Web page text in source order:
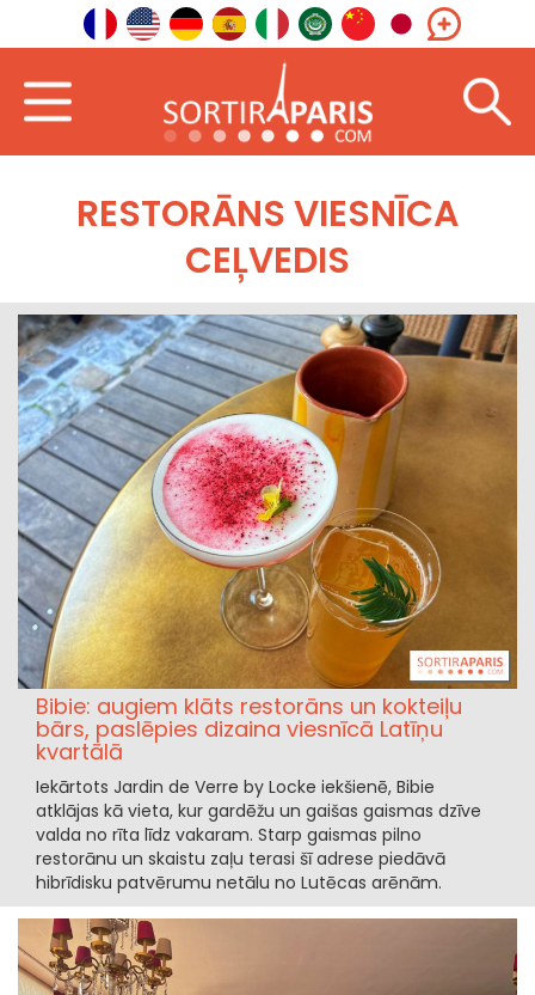
RESTORĀNS VIESNĪCA
CEĻVEDIS
Bibie: augiem klāts restorāns un kokteiļu
bārs, paslēpies dizaina viesnīcā Latīņu
kvartālā
Iekārtots Jardin de Verre by Locke iekšienē, Bibie
atklājas kā vieta, kur gardēžu un gaišas gaismas dzīve
valda no rīta līdz vakaram. Starp gaismas pilno
restorānu un skaistu zaļu terasi šī adrese piedāvā
hibrīdisku patvērumu netālu no Lutēcas arēnām.